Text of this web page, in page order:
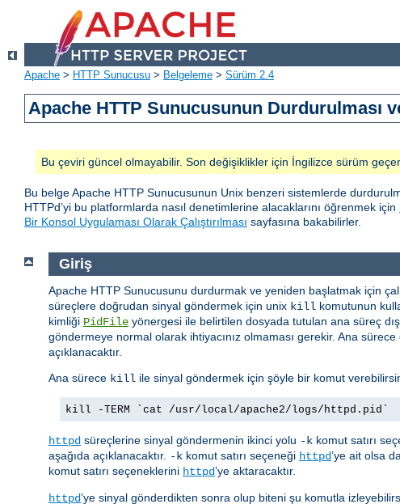
Apache > HTTP Sunucusu > Belgeleme > Sürüm 2.4
Apache HTTP Sunucusunun Durdurulması
Bu çeviri güncel olmayabilir. Son değişiklikler için İngilizce sürüm
Bu belge Apache HTTP Sunucusunun Unix benzeri sistemlerde
HTTPd’yi bu platformlarda nasıl denetimlerine alacaklarını öğrenmek için
Bir Konsol Uygulaması Olarak Çalıştırılması sayfasına bakabilirler.
Giriş
Apache HTTP Sunucusunu durdurmak ve yeniden başlatmak için
süreçlere doğrudan sinyal göndermek için unix kill komutunun
kimliği PidFile yönergesi ile belirtilen dosyada tutulan ana süreç
göndermeye normal olarak ihtiyacınız olmaması gerekir. Ana
açıklanacaktır.
Ana sürece kill ile sinyal göndermek için şöyle bir komut
kill -TERM `cat /usr/local/apache2/logs/httpd.pid`
httpd süreçlerine sinyal göndermenin ikinci yolu -k komut satırı
aşağıda açıklanacaktır. -k komut satırı seçeneği httpd’ye ait olsa
komut satırı seçeneklerini httpd’ye aktaracaktır.
httpd’ye sinyal gönderdikten sonra olup biteni şu komutla